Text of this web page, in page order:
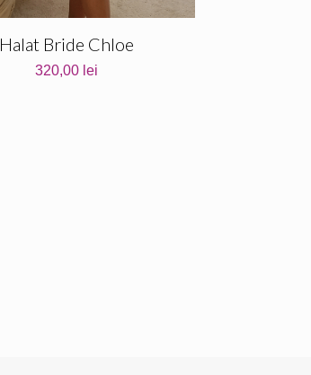
Halat Bride Chloe
320,00 lei